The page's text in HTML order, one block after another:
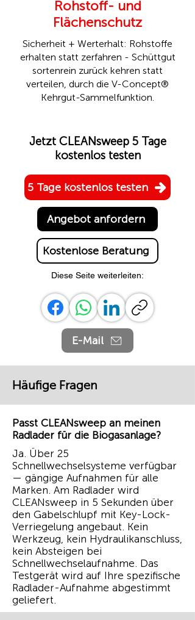
Rohstoff- und
Flächenschutz
Sicherheit + Werterhalt: Rohstoffe
erhalten statt zerfahren - Schüttgut
sortenrein zurück kehren statt
verteilen, durch die V-Concept®
Kehrgut-Sammelfunktion.
Jetzt CLEANsweep 5 Tage
kostenlos testen
5 Tage kostenlos testen
Angebot anfordern
Kostenlose Beratung
Diese Seite weiterleiten:
E-Mail
Häufige Fragen
Passt CLEANsweep an meinen
Radlader für die Biogasanlage?
Ja. Über 25
Schnellwechselsysteme verfügbar
— gängige Aufnahmen für alle
Marken. Am Radlader wird
CLEANsweep in 5 Sekunden über
den Gabelschlupf mit Key-Lock-
Verriegelung angebaut. Kein
Werkzeug, kein Hydraulikanschluss,
kein Absteigen bei
Schnellwechselaufnahme. Das
Testgerät wird auf Ihre spezifische
Radlader-Aufnahme abgestimmt
geliefert.